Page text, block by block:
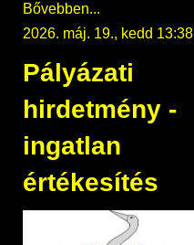
Bővebben...
2026. máj. 19., kedd 13:38
Pályázati
hirdetmény -
ingatlan
értékesítés